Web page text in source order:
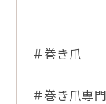
＃巻き爪
＃巻き爪専